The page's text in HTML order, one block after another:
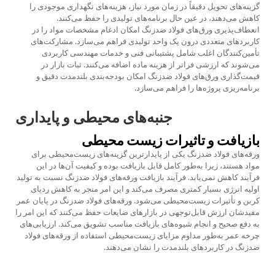
گزینه‌های تحویل دقیقاً در زمان مورد نیاز، هزینه‌های نگهداری موجودی را
کاهش می‌دهند، در عین حال برنامه‌های تولیدی را حفظ می‌کنند.
انعطاف‌پذیری ورق‌های فولاد ضدزنگ امکان ادغام مشخصات مواد را در
کاربردهای متعددی درون یک واحد تولیدی فراهم می‌سازد. مشارکت‌های
تأمین‌کنندگان اغلب شامل پشتیبانی فنی و خدمات مهندسی کاربردی
می‌شوند که ارزشی فراتر از هزینه ماده اضافه می‌کنند. ثبات بازار در
قیمت‌گذاری ورق‌های فولاد ضدزنگ امکان بودجه‌بندی بلندمدت دقیق و
برنامه‌ریزی پروژه‌ها را فراهم می‌سازد.
جنبه‌های محیطی و پایداری
بازیافت و تاثیرات زیست محیطی
ورقه‌های فولاد ضدزنگ یکی از پایدارترین گزینه‌های زیست‌محیطی برای
مواد هستند، زیرا به‌طور کامل قابل بازیافت بوده و کیفیت آن‌ها در این
فرآیند کاهش نمی‌یابد. فرآیند بازیافت ورقه‌های فولاد ضدزنگ نسبت به تولید
اولیه انرژی بسیار کمتری مصرف می‌کند و این امر منجر به کاهش ردپای
کربن و تأثیرات زیست‌محیطی می‌شود. ورقه‌های فولاد ضدزنگ در پایان عمر
مفیدشان ارزش قابل‌توجهی در بازارهای ضایعات حفظ می‌کنند که این امر را
به دفع صحیح و انجام شیوه‌های بازیافت مناسب تشویق می‌کند. ارزیابی‌های
چرخه عمر به‌طور مداوم مزایای زیست‌محیطی استفاده از ورقه‌های فولاد
ضدزنگ در کاربردهای بلندمدت را نشان می‌دهند.